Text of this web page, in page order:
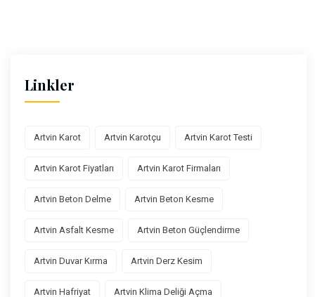
Linkler
Artvin Karot Artvin Karotçu Artvin Karot Testi
Artvin Karot Fiyatları Artvin Karot Firmaları
Artvin Beton Delme Artvin Beton Kesme
Artvin Asfalt Kesme Artvin Beton Güçlendirme
Artvin Duvar Kırma Artvin Derz Kesim
Artvin Hafriyat Artvin Klima Deliği Açma